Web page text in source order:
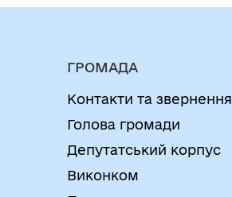
ГРОМАДА
Контакти та звернення
Голова громади
Депутатський корпус
Виконком